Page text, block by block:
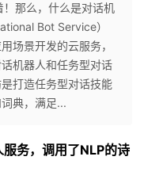
那么，什么是对话机
Bot Service）
场景开发的云服务，
机器人和任务型对话
打造任务型对话技能
典，满足...
务，调用了NLP的诗